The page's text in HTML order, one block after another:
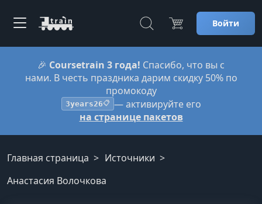
Войти
🎉 Coursetrain 3 года! Спасибо, что вы с
нами. В честь праздника дарим скидку 50% по
промокоду
3years26📋 — активируйте его
на странице пакетов
Главная страница
Источники
Анастасия Волочкова